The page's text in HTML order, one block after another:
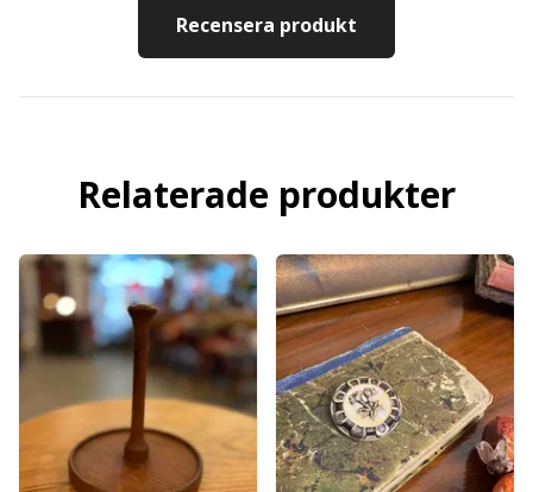
Recensera produkt
Relaterade produkter